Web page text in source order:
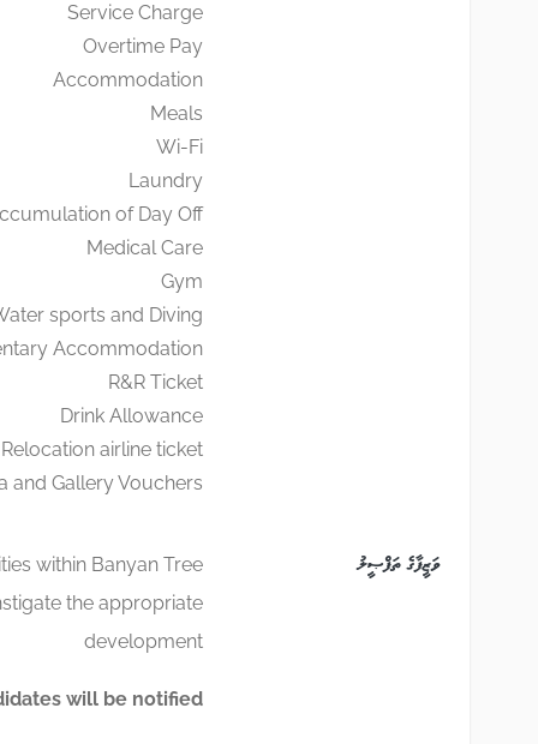
Service Charge
Overtime Pay
Accommodation
Meals
Wi-Fi
Laundry
of Day Off
Medical Care
Gym
sports and Diving
Accommodation
R&R Ticket
Drink Allowance
Relocation airline ticket
and Gallery Vouchers
ވަޒީފާގެ ތަފްޞީލު
within Banyan Tree
the appropriate
development
will be notified.